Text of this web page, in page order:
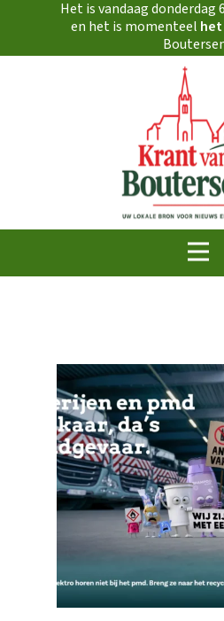
Het is vandaagdonderdag
en het is momenteel